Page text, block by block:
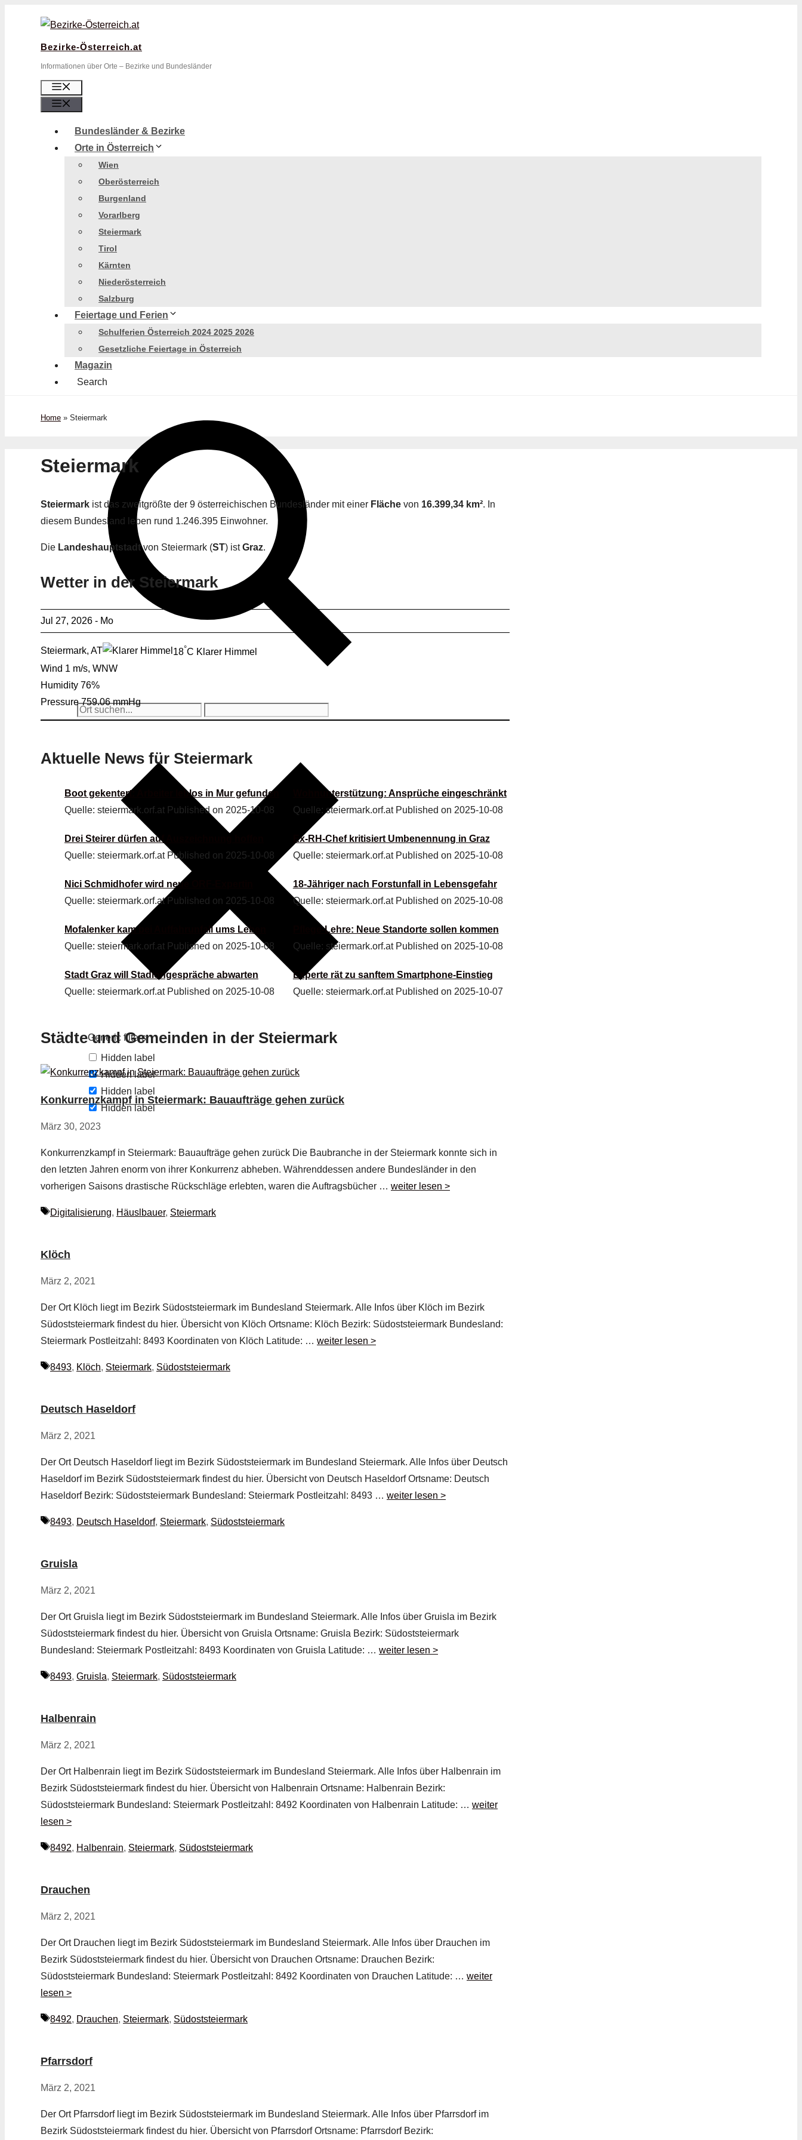
Bezirke-Österreich.at
Informationen über Orte – Bezirke und Bundesländer
Bundesländer & Bezirke
Orte in Österreich
Wien
Oberösterreich
Burgenland
Vorarlberg
Steiermark
Tirol
Kärnten
Niederösterreich
Salzburg
Feiertage und Ferien
Schulferien Österreich 2024 2025 2026
Gesetzliche Feiertage in Österreich
Magazin
Search
Generic filters
Hidden label
Hidden label
Hidden label
Hidden label
Home » Steiermark
Steiermark
Steiermark ist das zweitgrößte der 9 österreichischen Bundesländer mit einer Fläche von 16.399,34 km². In
diesem Bundesland leben rund 1.246.395 Einwohner.
Die Landeshauptstadtvon Steiermark (ST) istGraz.
Wetter in der Steiermark
Jul 27, 2026 - Mo
Steiermark, AT 18°C Klarer Himmel
Wind 1 m/s, WNW
Humidity 76%
Pressure 759.06 mmHg
Aktuelle News für Steiermark
Boot gekentert: Arbeiter leblos in Mur gefunden
Quelle: steiermark.orf.at Published on 2025-10-08
Wohnunterstützung: Ansprüche eingeschränkt
Quelle: steiermark.orf.at Published on 2025-10-08
Drei Steirer dürfen auf Auszeichnung hoffen
Quelle: steiermark.orf.at Published on 2025-10-08
Ex-RH-Chef kritisiert Umbenennung in Graz
Quelle: steiermark.orf.at Published on 2025-10-08
Nici Schmidhofer wird neue ORF-Expertin
Quelle: steiermark.orf.at Published on 2025-10-08
18-Jähriger nach Forstunfall in Lebensgefahr
Quelle: steiermark.orf.at Published on 2025-10-08
Mofalenker kam bei Auffahrunfall ums Leben
Quelle: steiermark.orf.at Published on 2025-10-08
Pflege-Lehre: Neue Standorte sollen kommen
Quelle: steiermark.orf.at Published on 2025-10-08
Stadt Graz will Stadiongespräche abwarten
Quelle: steiermark.orf.at Published on 2025-10-08
Experte rät zu sanftem Smartphone-Einstieg
Quelle: steiermark.orf.at Published on 2025-10-07
Städte und Gemeinden in der Steiermark
Konkurrenzkampf in Steiermark: Bauaufträge gehen zurück
März 30, 2023
Konkurrenzkampf in Steiermark: Bauaufträge gehen zurück Die Baubranche in der Steiermark konnte sich in
den letzten Jahren enorm von ihrer Konkurrenz abheben. Währenddessen andere Bundesländer in den
vorherigen Saisons drastische Rückschläge erlebten, waren die Auftragsbücher … weiter lesen >
Schlagwörter
Digitalisierung, Häuslbauer, Steiermark
Klöch
März 2, 2021
Der Ort Klöch liegt im Bezirk Südoststeiermark im Bundesland Steiermark. Alle Infos über Klöch im Bezirk
Südoststeiermark findest du hier. Übersicht von Klöch Ortsname: Klöch Bezirk: Südoststeiermark Bundesland:
Steiermark Postleitzahl: 8493 Koordinaten von Klöch Latitude: … weiter lesen >
Schlagwörter
8493, Klöch, Steiermark, Südoststeiermark
Deutsch Haseldorf
März 2, 2021
Der Ort Deutsch Haseldorf liegt im Bezirk Südoststeiermark im Bundesland Steiermark. Alle Infos über Deutsch
Haseldorf im Bezirk Südoststeiermark findest du hier. Übersicht von Deutsch Haseldorf Ortsname: Deutsch
Haseldorf Bezirk: Südoststeiermark Bundesland: Steiermark Postleitzahl: 8493 … weiter lesen >
Schlagwörter
8493, Deutsch Haseldorf, Steiermark, Südoststeiermark
Gruisla
März 2, 2021
Der Ort Gruisla liegt im Bezirk Südoststeiermark im Bundesland Steiermark. Alle Infos über Gruisla im Bezirk
Südoststeiermark findest du hier. Übersicht von Gruisla Ortsname: Gruisla Bezirk: Südoststeiermark
Bundesland: Steiermark Postleitzahl: 8493 Koordinaten von Gruisla Latitude: … weiter lesen >
Schlagwörter
8493, Gruisla, Steiermark, Südoststeiermark
Halbenrain
März 2, 2021
Der Ort Halbenrain liegt im Bezirk Südoststeiermark im Bundesland Steiermark. Alle Infos über Halbenrain im
Bezirk Südoststeiermark findest du hier. Übersicht von Halbenrain Ortsname: Halbenrain Bezirk:
Südoststeiermark Bundesland: Steiermark Postleitzahl: 8492 Koordinaten von Halbenrain Latitude: … weiter
lesen >
Schlagwörter
8492, Halbenrain, Steiermark, Südoststeiermark
Drauchen
März 2, 2021
Der Ort Drauchen liegt im Bezirk Südoststeiermark im Bundesland Steiermark. Alle Infos über Drauchen im
Bezirk Südoststeiermark findest du hier. Übersicht von Drauchen Ortsname: Drauchen Bezirk:
Südoststeiermark Bundesland: Steiermark Postleitzahl: 8492 Koordinaten von Drauchen Latitude: … weiter
lesen >
Schlagwörter
8492, Drauchen, Steiermark, Südoststeiermark
Pfarrsdorf
März 2, 2021
Der Ort Pfarrsdorf liegt im Bezirk Südoststeiermark im Bundesland Steiermark. Alle Infos über Pfarrsdorf im
Bezirk Südoststeiermark findest du hier. Übersicht von Pfarrsdorf Ortsname: Pfarrsdorf Bezirk: